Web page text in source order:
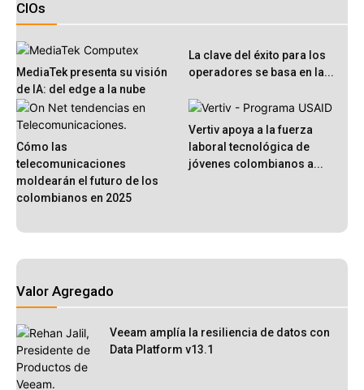
CIOs
MediaTek presenta su visión
de IA: del edge a la nube
La clave del éxito para los
operadores se basa en la...
Cómo las
telecomunicaciones
moldearán el futuro de los
colombianos en 2025
Vertiv apoya a la fuerza
laboral tecnológica de
jóvenes colombianos a...
Valor Agregado
Veeam amplía la resiliencia de datos con
Data Platform v13.1